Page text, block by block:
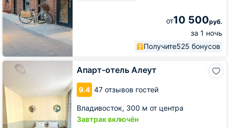
от10 500руб.
за 1 ночь
Получите525 бонусов
Апарт-отель Алеут
9.4 47 отзывов гостей
Владивосток, 300 м от центра
Завтрак включён
Апарт-
отель